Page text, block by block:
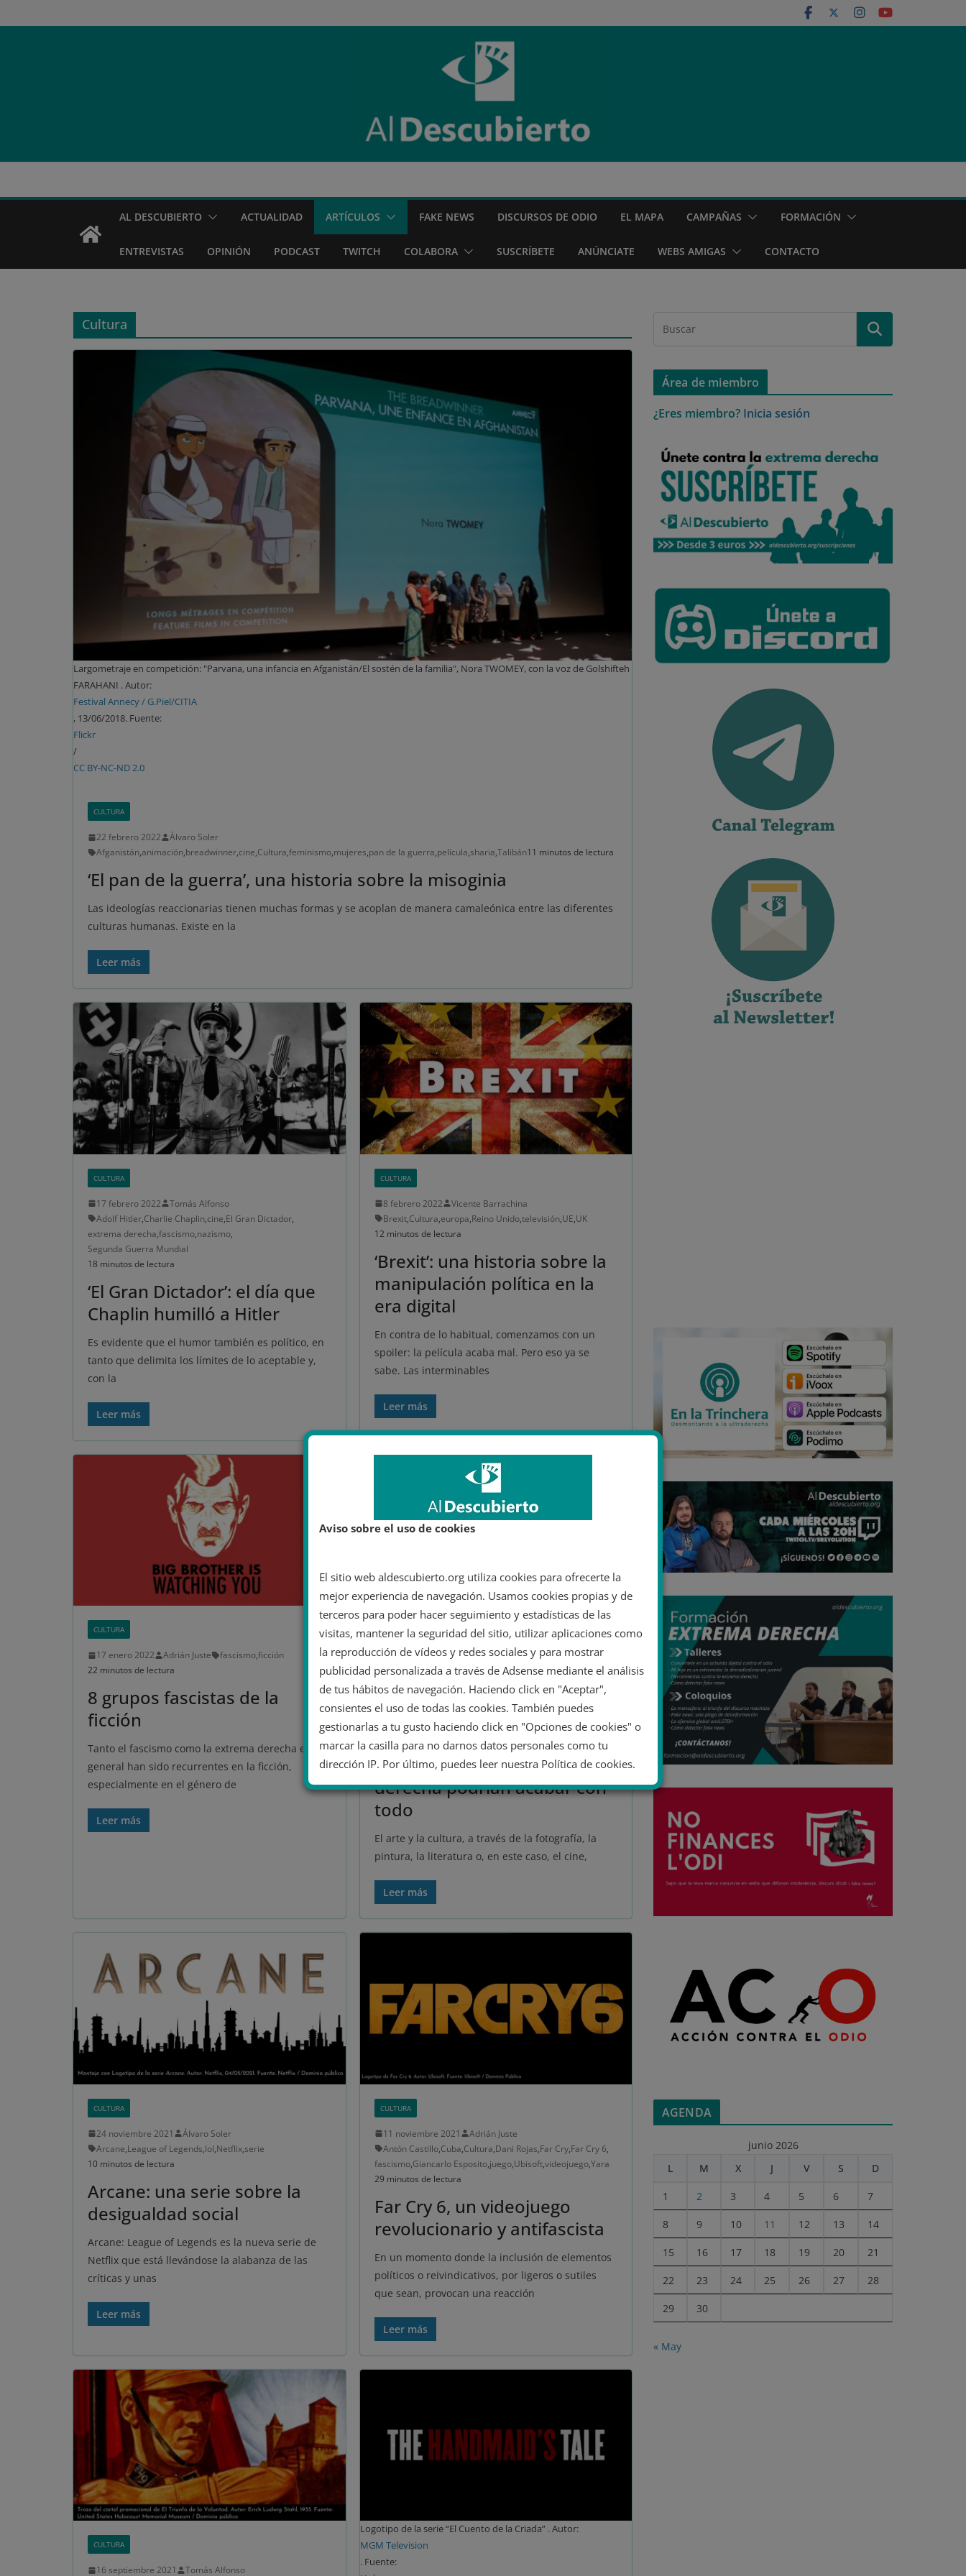
al
AL DESCUBIERTO ACTUALIDAD ARTÍCULOS FAKE NEWS DISCURSOS DE ODIO EL MAPA CAMPAÑAS FORMACIÓN
ENTREVISTAS OPINIÓN PODCAST TWITCH COLABORA SUSCRÍBETE ANÚNCIATE WEBS AMIGAS CONTACTO
Cultura
Largometraje en competición: "Parvana, una infancia en Afganistán/El sostén de la familia", Nora TWOMEY, con la voz de Golshifteh
FARAHANI . Autor:
Festival Annecy / G.Piel/CITIA
, 13/06/2018. Fuente:
Flickr
/
CC BY-NC-ND 2.0
CULTURA
22 febrero 2022
Álvaro Soler
Afganistán,animación,breadwinner,cine,Cultura,feminismo,mujeres,pan de la guerra,película,sharia,Talibán11 minutos de lectura
‘El pan de la guerra’, una historia sobre la misoginia
Las ideologías reaccionarias tienen muchas formas y se acoplan de manera camaleónica entre las diferentes
culturas humanas. Existe en la
Leer más
CULTURA
17 febrero 2022
Tomás Alfonso
Adolf Hitler,Charlie Chaplin,cine,El Gran Dictador,
extrema derecha,fascismo,nazismo,
Segunda Guerra Mundial
18 minutos de lectura
‘El Gran Dictador’: el día que
Chaplin humilló a Hitler
Es evidente que el humor también es político, en
tanto que delimita los límites de lo aceptable y,
con la
Leer más
CULTURA
8 febrero 2022
Vicente Barrachina
Brexit,Cultura,europa,Reino Unido,televisión,UE,UK
12 minutos de lectura
‘Brexit’: una historia sobre la
manipulación política en la
era digital
En contra de lo habitual, comenzamos con un
spoiler: la película acaba mal. Pero eso ya se
sabe. Las interminables
Leer más
CULTURA
17 enero 2022 Adrián Juste fascismo,ficción
22 minutos de lectura
8 grupos fascistas de la
ficción
Tanto el fascismo como la extrema derecha en
general han sido recurrentes en la ficción,
especialmente en el género de
Leer más
CULTURA
31 diciembre 2021
Adrián Juste
cambio climático, cine,cometa ,Cultura,Don't Look Up,
extrema derecha,Jennifer Lawrence Leonardo Di Caprio,
negacionismo
34 minutos de lectura
‘No mires arriba’, o cómo el
negacionismo y la extrema
derecha podrían acabar con
todo
El arte y la cultura, a través de la fotografía, la
pintura, la literatura o, en este caso, el cine,
Leer más
CULTURA
24 noviembre 2021
Álvaro Soler
Arcane,League of Legends,lol,Netflix,serie
10 minutos de lectura
Arcane: una serie sobre la
desigualdad social
Arcane: League of Legends es la nueva serie de
Netflix que está llevándose la alabanza de las
críticas y unas
Leer más
CULTURA
11 noviembre 2021
Adrián Juste
Antón Castillo,Cuba,Cultura,Dani Rojas,Far Cry,Far Cry 6,
fascismo,Giancarlo Esposito,juego,Ubisoft,videojuego,Yara
29 minutos de lectura
Far Cry 6, un videojuego
revolucionario y antifascista
En un momento donde la inclusión de elementos
políticos o reivindicativos, por ligeros o sutiles
que sean, provocan una reacción
Leer más
CULTURA
16 septiembre 2021 Tomás Alfonso
Logotipo de la serie “El Cuento de la Criada” . Autor:
MGM Television
. Fuente:
Área de miembro
¿Eres miembro? Inicia sesión
AGENDA
junio 2026
L
M X J V S D
1 2 3 4 5 6 7
8 9 10 11 12 13 14
15 16 17 18 19 20 21
22 23 24 25 26 27 28
29 30
« May
Aviso sobre el uso de cookies
El sitio web aldescubierto.org utiliza cookies para ofrecerte la
mejor experiencia de navegación. Usamos cookies propias y de
terceros para poder hacer seguimiento y estadísticas de las
visitas, mantener la seguridad del sitio, utilizar aplicaciones como
la reproducción de vídeos y redes sociales y para mostrar
publicidad personalizada a través de Adsense mediante el análisis
de tus hábitos de navegación. Haciendo click en "Aceptar",
consientes el uso de todas las cookies. También puedes
gestionarlas a tu gusto haciendo click en "Opciones de cookies" o
marcar la casilla para no darnos datos personales como tu
dirección IP. Por último, puedes leer nuestra Política de cookies.
No dar mi información personal
Opciones de cookies Aceptar cookies
Rechazar cookies